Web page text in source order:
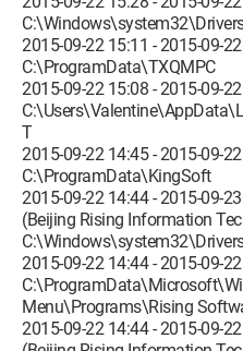
2015-09-22 15:11 - 2015-09-
C:\ProgramData\TXQMPC
2015-09-22 15:08 - 2015-09-22
T
2015-09-22 14:45 - 2015-09-
C:\ProgramData\KingSoft
2015-09-22 14:44 - 2015-09-
(Beijing Rising Information
2015-09-22 14:44 - 2015-09-
Menu\Programs\Rising
2015-09-22 14:44 - 2015-09-